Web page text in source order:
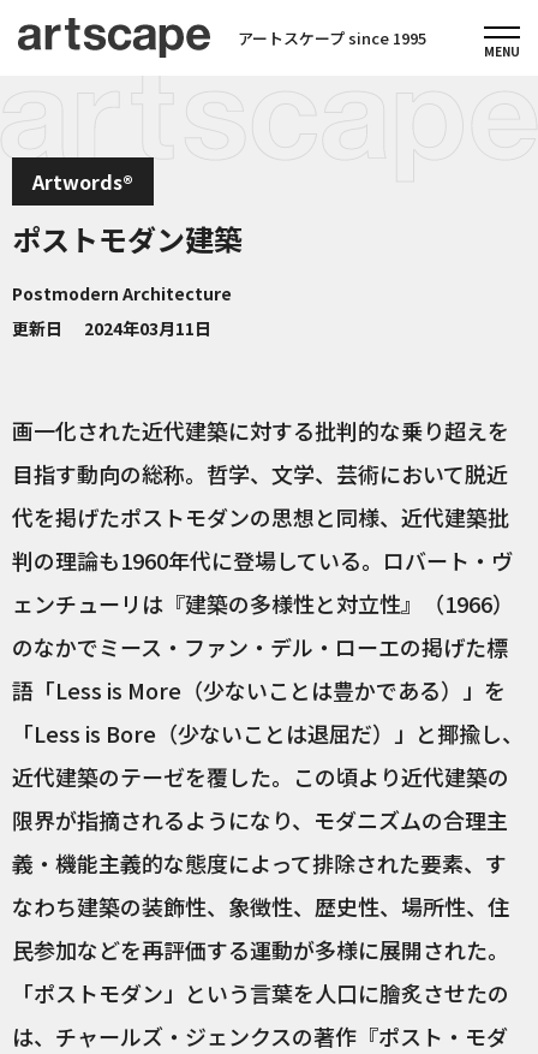
アートスケープ since 1995
Artwords®
ポストモダン建築
Postmodern Architecture
更新日
2024年03月11日
画一化された近代建築に対する批判的な乗り超えを
目指す動向の総称。哲学、文学、芸術において脱近
代を掲げたポストモダンの思想と同様、近代建築批
判の理論も1960年代に登場している。ロバート・ヴ
ェンチューリは『建築の多様性と対立性』（1966）
のなかでミース・ファン・デル・ローエの掲げた標
語「Less is More（少ないことは豊かである）」を
「Less is Bore（少ないことは退屈だ）」と揶揄し、
近代建築のテーゼを覆した。この頃より近代建築の
限界が指摘されるようになり、モダニズムの合理主
義・機能主義的な態度によって排除された要素、す
なわち建築の装飾性、象徴性、歴史性、場所性、住
民参加などを再評価する運動が多様に展開された。
「ポストモダン」という言葉を人口に膾炙させたの
は、チャールズ・ジェンクスの著作『ポスト・モダ